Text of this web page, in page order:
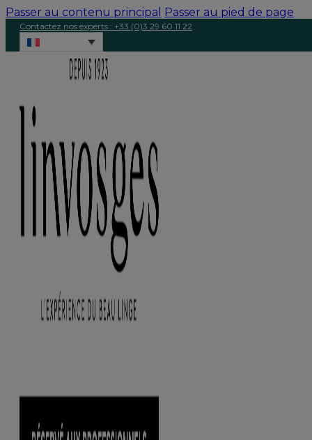
Passer au contenu principal Passer au pied de page
Contactez nos experts : +33 (0)3 29 60 11 22